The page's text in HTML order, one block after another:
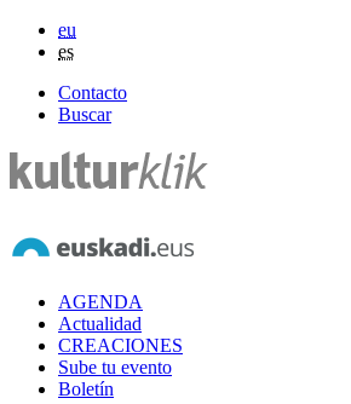
eu
es
Contacto
Buscar
AGENDA
Actualidad
CREACIONES
Sube tu evento
Boletín